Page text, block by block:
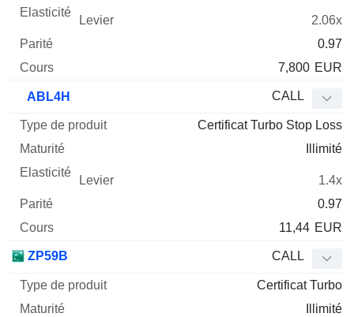
2.06x
0.97
7,800 EUR
ABL4H CALL
Certificat Turbo Stop Loss
Illimité
1.4x
0.97
11,44 EUR
ZP59B CALL
Certificat Turbo
Illimité